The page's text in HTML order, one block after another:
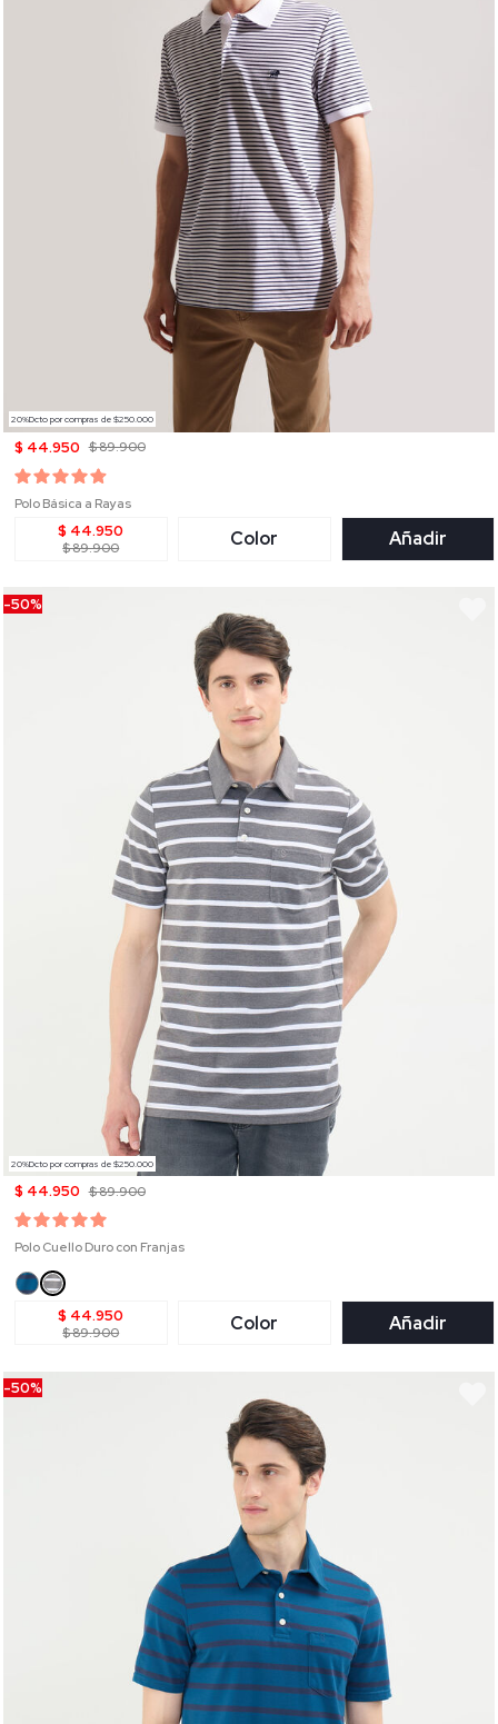
20%Dcto por compras de $250.000
$ 44.950 $ 89.900
Polo Básica a Rayas
$ 44.950
$ 89.900 Color Añadir
20%Dcto por compras de $250.000
-50%
$ 44.950 $ 89.900
Polo Cuello Duro con Franjas
$ 44.950
$ 89.900 Color Añadir
-50%